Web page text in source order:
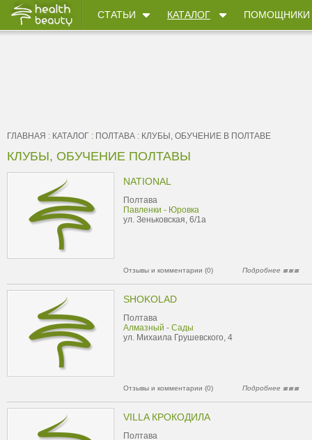
СТАТЬИ КАТАЛОГ ПОМОЩНИКИ
ГЛАВНАЯ : КАТАЛОГ : ПОЛТАВА : КЛУБЫ, ОБУЧЕНИЕ В ПОЛТАВЕ
КЛУБЫ, ОБУЧЕНИЕ ПОЛТАВЫ
NATIONAL
Полтава
Павленки - Юровка
ул. Зеньковская, 6/1а
Отзывы и комментарии (0) Подробнее
SHOKOLAD
Полтава
Алмазный - Сады
ул. Михаила Грушевского, 4
Отзывы и комментарии (0) Подробнее
VILLA КРОКОДИЛА
Полтава